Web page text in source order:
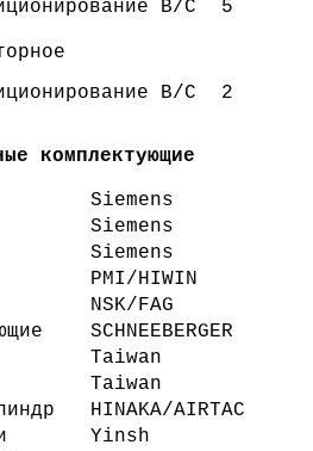
B/C 5
B/C
2
комплектующие
Siemens
Siemens
Siemens
PMI/HIWIN
NSK/FAG
SCHNEEBERGER
Taiwan
Taiwan
HINAKA/AIRTAC
Yinsh